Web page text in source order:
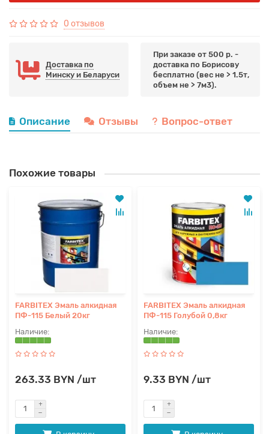
0 отзывов
Доставка по
Минску и Беларуси
При заказе от 500 р. -
доставка по Борисову
бесплатно (вес не > 1.5т,
объем не > 7м3).
Описание Отзывы Вопрос-ответ
Похожие товары
FARBITEX Эмаль алкидная
ПФ-115 Белый 20кг
263.33 BYN /шт
FARBITEX Эмаль алкидная
ПФ-115 Голубой 0,8кг
9.33 BYN /шт